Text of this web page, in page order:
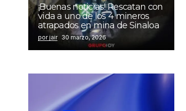
¡Buenas noticias! Rescatan con
vida a uno de los 4 mineros
atrapados en mina de Sinaloa
por jair 30 marzo, 2026